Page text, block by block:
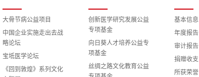
大骨节病公益项目
中国企业实施走出去战
略论坛
宝坻医学论坛
《回到敦煌》系列文化
创新医学研究发展公益
专项基金
向日葵人才培养公益专
项基金
丝绸之路文化教育公益
基本信息
年度报告
审计报告
捐赠收支
所获荣誉